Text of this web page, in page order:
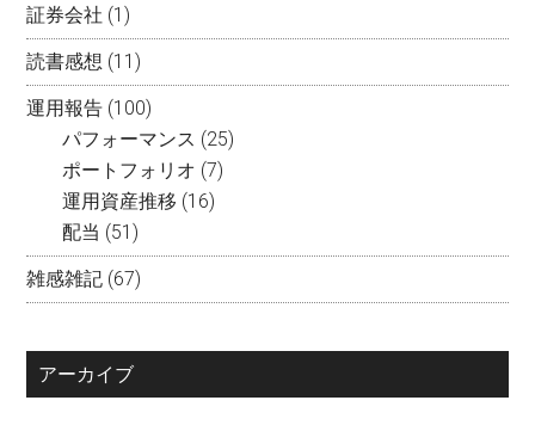
証券会社 (1)
読書感想 (11)
運用報告 (100)
パフォーマンス (25)
ポートフォリオ (7)
運用資産推移 (16)
配当 (51)
雑感雑記 (67)
アーカイブ